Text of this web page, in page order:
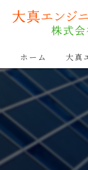
ホーム 大真